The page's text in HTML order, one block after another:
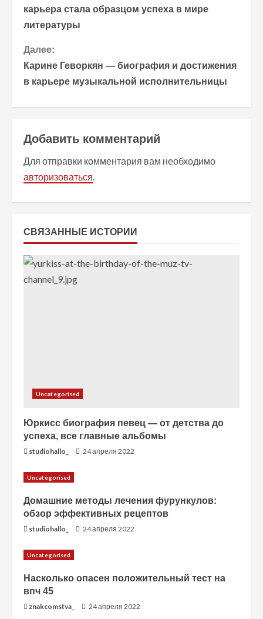
о
о
л
ж
и
т
ь
т
е
н
карьера стала образцом успеха в мире
литературы
Далее:
Карине Геворкян — биография и достижения
в карьере музыкальной исполнительницы
Добавить комментарий
Для отправки комментария вам необходимо
авторизоваться.
СВЯЗАННЫЕ ИСТОРИИ
Uncategorised
Юркисс биография певец — от детства до
успеха, все главные альбомы
studiohallo_ 24 апреля 2022
Uncategorised
Домашние методы лечения фурункулов:
обзор эффективных рецептов
studiohallo_ 24 апреля 2022
Uncategorised
Насколько опасен положительный тест на
впч 45
znakcomstva_ 24 апреля 2022